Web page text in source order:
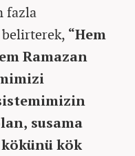
fazla
“Hem
Ramazan
susama
kök